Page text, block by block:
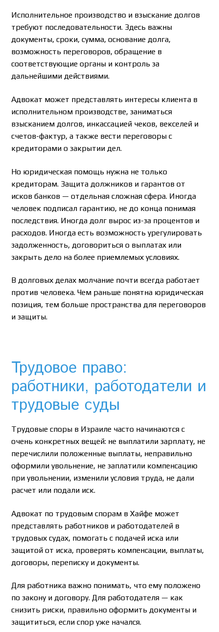
Исполнительное производство и взыскание долгов
требуют последовательности. Здесь важны
документы, сроки, сумма, основание долга,
возможность переговоров, обращение в
соответствующие органы и контроль за
дальнейшими действиями.
Адвокат может представлять интересы клиента в
исполнительном производстве, заниматься
взысканием долгов, инкассацией чеков, векселей и
счетов-фактур, а также вести переговоры с
кредиторами о закрытии дел.
Но юридическая помощь нужна не только
кредиторам. Защита должников и гарантов от
исков банков — отдельная сложная сфера. Иногда
человек подписал гарантию, не до конца понимая
последствия. Иногда долг вырос из-за процентов и
расходов. Иногда есть возможность урегулировать
задолженность, договориться о выплатах или
закрыть дело на более приемлемых условиях.
В долговых делах молчание почти всегда работает
против человека. Чем раньше понятна юридическая
позиция, тем больше пространства для переговоров
и защиты.
Трудовое право:
работники, работодатели и
трудовые суды
Трудовые споры в Израиле часто начинаются с
очень конкретных вещей: не выплатили зарплату, не
перечислили положенные выплаты, неправильно
оформили увольнение, не заплатили компенсацию
при увольнении, изменили условия труда, не дали
расчет или подали иск.
Адвокат по трудовым спорам в Хайфе может
представлять работников и работодателей в
трудовых судах, помогать с подачей иска или
защитой от иска, проверять компенсации, выплаты,
договоры, переписку и документы.
Для работника важно понимать, что ему положено
по закону и договору. Для работодателя — как
снизить риски, правильно оформить документы и
защититься, если спор уже начался.